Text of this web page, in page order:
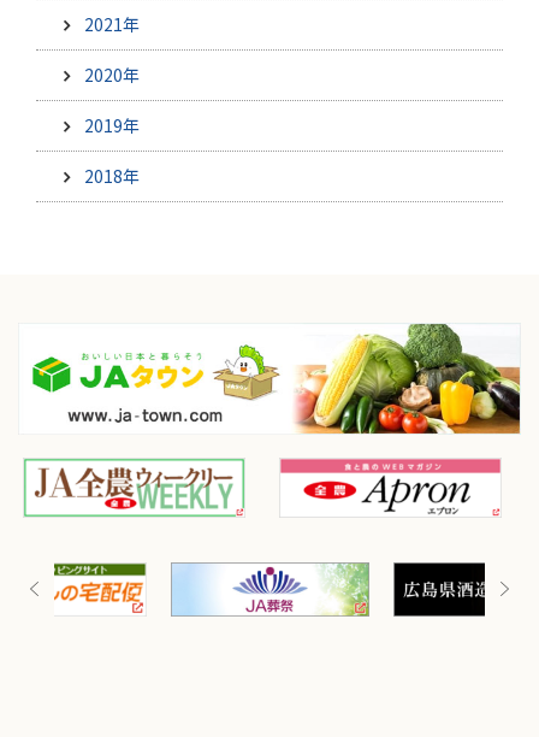
2021年
2020年
2019年
2018年